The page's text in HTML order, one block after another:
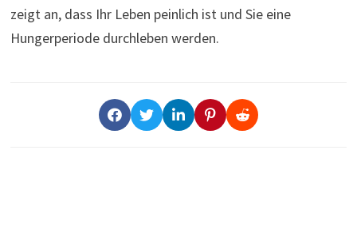
zeigt an, dass Ihr Leben peinlich ist und Sie eine
Hungerperiode durchleben werden.